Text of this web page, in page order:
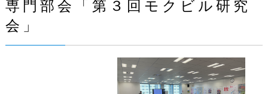
専門部会「第３回モクビル研究
会」